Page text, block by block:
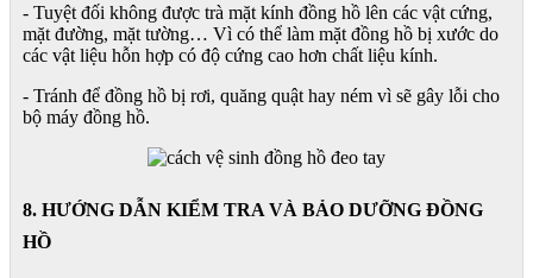
- Tuyệt đối không được trà mặt kính đồng hồ lên các vật cứng,
mặt đường, mặt tường… Vì có thể làm mặt đồng hồ bị xước do
các vật liệu hỗn hợp có độ cứng cao hơn chất liệu kính.
- Tránh để đồng hồ bị rơi, quăng quật hay ném vì sẽ gây lỗi cho
bộ máy đồng hồ.
8. HƯỚNG DẪN KIỂM TRA VÀ BẢO DƯỠNG ĐỒNG
HỒ